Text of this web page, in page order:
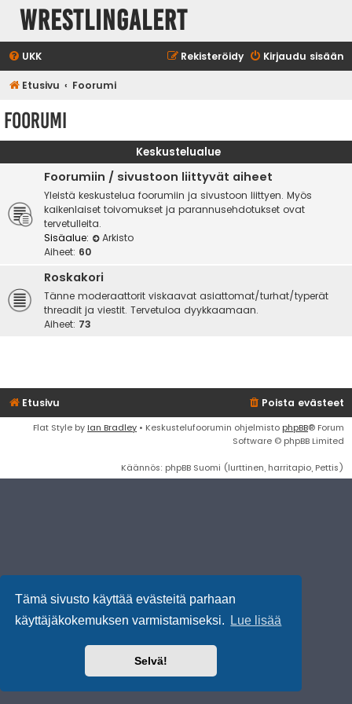
Tämä sivusto käyttää evästeitä parhaan
käyttäjäkokemuksen varmistamiseksi.
Lue lisää
Selvä!
WrestlingAlert
UKK Kirjaudu sisään
Rekisteröidy
Etusivu Foorumi
Foorumi
Keskustelualue
Foorumiin / sivustoon liittyvät aiheet
Yleistä keskustelua foorumiin ja sivustoon liittyen. Myös
kaikenlaiset toivomukset ja parannusehdotukset ovat
tervetulleita.
Sisäalue:
Arkisto
Aiheet: 60
Roskakori
Tänne moderaattorit viskaavat asiattomat/turhat/typerät
threadit ja viestit. Tervetuloa dyykkaamaan.
Aiheet: 73
Etusivu Poista evästeet
Flat Style by Ian Bradley • Keskustelufoorumin ohjelmisto phpBB® Forum
Software © phpBB Limited
Käännös: phpBB Suomi (lurttinen, harritapio, Pettis)